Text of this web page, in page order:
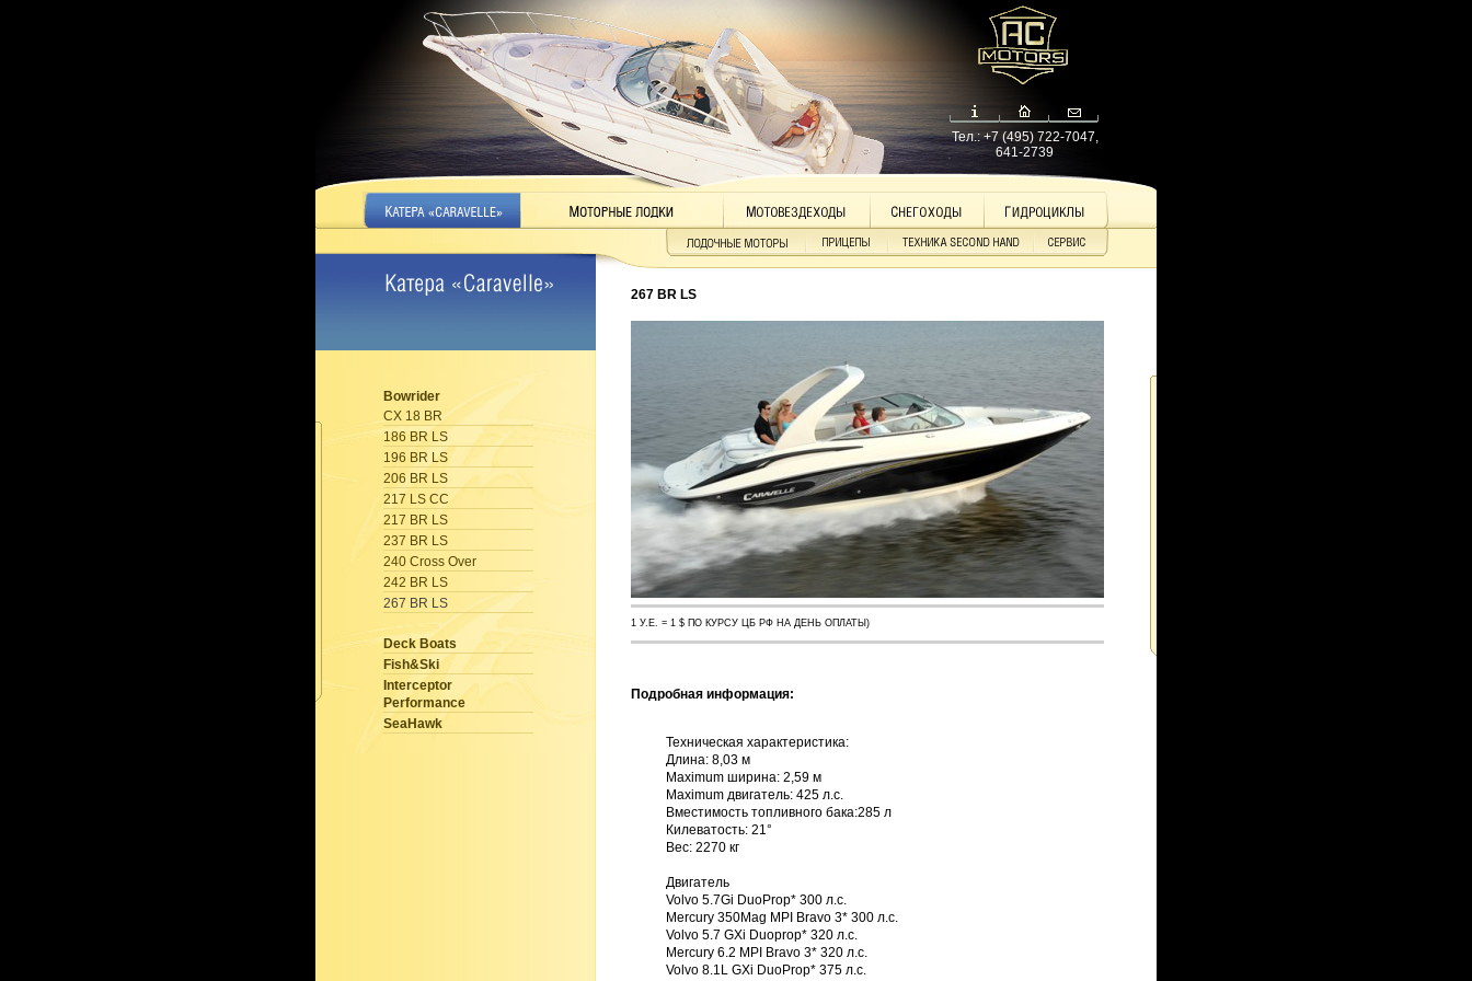
Тел.: +7 (495) 722-7047,
641-2739
Bowrider
CX 18 BR
186 BR LS
196 BR LS
206 BR LS
217 LS CC
217 BR LS
237 BR LS
240 Cross Over
242 BR LS
267 BR LS
Deck Boats
Fish&Ski
Interceptor
Performance
SeaHawk
267 BR LS
1 У.Е. = 1 $ ПО КУРСУ ЦБ РФ НА ДЕНЬ ОПЛАТЫ)
Подробная информация:
Техническая характеристика:
Длина: 8,03 м
Maximum ширина: 2,59 м
Maximum двигатель: 425 л.с.
Вместимость топливного бака:285 л
Килеватость: 21°
Вес: 2270 кг
Двигатель
Volvo 5.7Gi DuoProp* 300 л.с.
Mercury 350Mag MPI Bravo 3* 300 л.с.
Volvo 5.7 GXi Duoprop* 320 л.с.
Mercury 6.2 MPI Bravo 3* 320 л.с.
Volvo 8.1L GXi DuoProp* 375 л.с.